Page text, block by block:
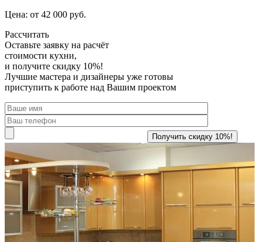
Цена: от 42 000 руб.
Рассчитать
Оставьте заявку на расчёт
стоимости кухни,
и получите скидку 10%!
Лучшие мастера и дизайнеры уже готовы
приступить к работе над Вашим проектом